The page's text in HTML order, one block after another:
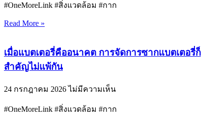
#OneMoreLink #สิ่งแวดล้อม #กาก
Read More »
เมื่อแบตเตอรี่คืออนาคต การจัดการซากแบตเตอรี่ก็
สำคัญไม่แพ้กัน
24 กรกฎาคม 2026ไม่มีความเห็น
#OneMoreLink #สิ่งแวดล้อม #กาก